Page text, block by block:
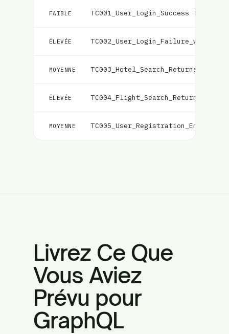
FAIBLE TC001_User_Login_Success Échec
ÉLEVÉE
MOYENNE
ÉLEVÉE
MOYENNE
Livrez Ce Que
Vous Aviez
Prévu pour
GraphQL